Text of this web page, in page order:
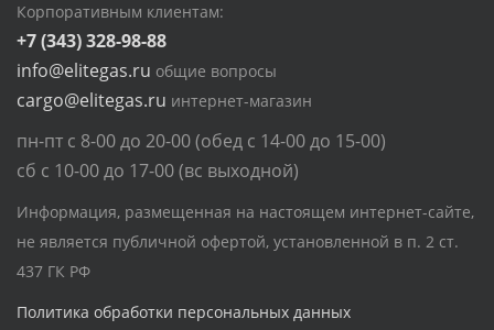
Корпоративным клиентам:
+7 (343) 328-98-88
info@elitegas.ru общие вопросы
cargo@elitegas.ru интернет-магазин
пн-пт с 8-00 до 20-00 (обед с 14-00 до 15-00)
сб с 10-00 до 17-00 (вс выходной)
Информация, размещенная на настоящем интернет-сайте,
не является публичной офертой, установленной в п. 2 ст.
437 ГК РФ
Политика обработки персональных данных